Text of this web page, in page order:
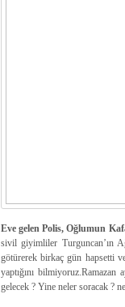
Eve gelen Polis, Oğlumun
sivil giyimliler Turguncan’ın
götürerek birkaç gün hapsetti
yaptığını
gelecek ? Yine neler soracak ?